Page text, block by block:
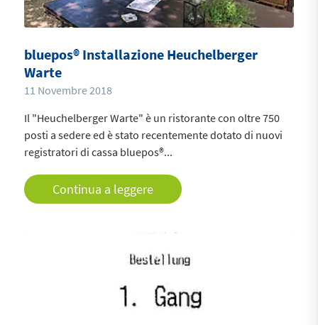
bluepos® Installazione Heuchelberger
Warte
11 Novembre 2018
Il "Heuchelberger Warte" è un ristorante con oltre 750
posti a sedere ed è stato recentemente dotato di nuovi
registratori di cassa bluepos®...
Continua a leggere